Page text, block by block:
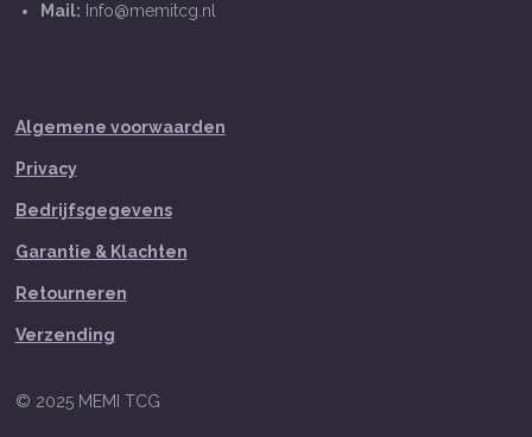
Mail: Info@memitcg.nl
Algemene voorwaarden
Privacy
Bedrijfsgegevens
Garantie & Klachten
Retourneren
Verzending
© 2025 MEMI TCG